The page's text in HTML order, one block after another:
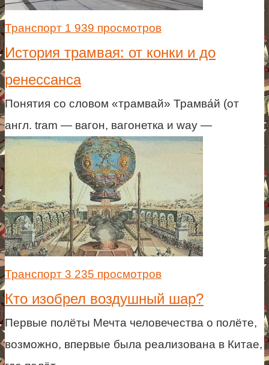
Транспорт 1 939 просмотров
История трамвая: от конки и до
ренессанса
Понятия со словом «трамвай» Трамва́й (от
англ. tram — вагон, вагонетка и way —
Транспорт 3 235 просмотров
Кто изобрел воздушный шар?
Первые полёты Мечта человечества о полёте,
возможно, впервые была реализована в Китае,